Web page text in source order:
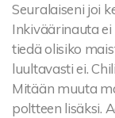
Seuralaiseni joi
Inkiväärinauta
tiedä olisiko
luultavasti ei.
Mitään muuta
poltteen lisäksi.